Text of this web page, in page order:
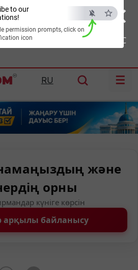
×
ESC
to our
permission prompts, click on
icon
Алматы: Шымкент:35°C
RU ☰
және
орны
күніге көрсін
арқылы байланысу